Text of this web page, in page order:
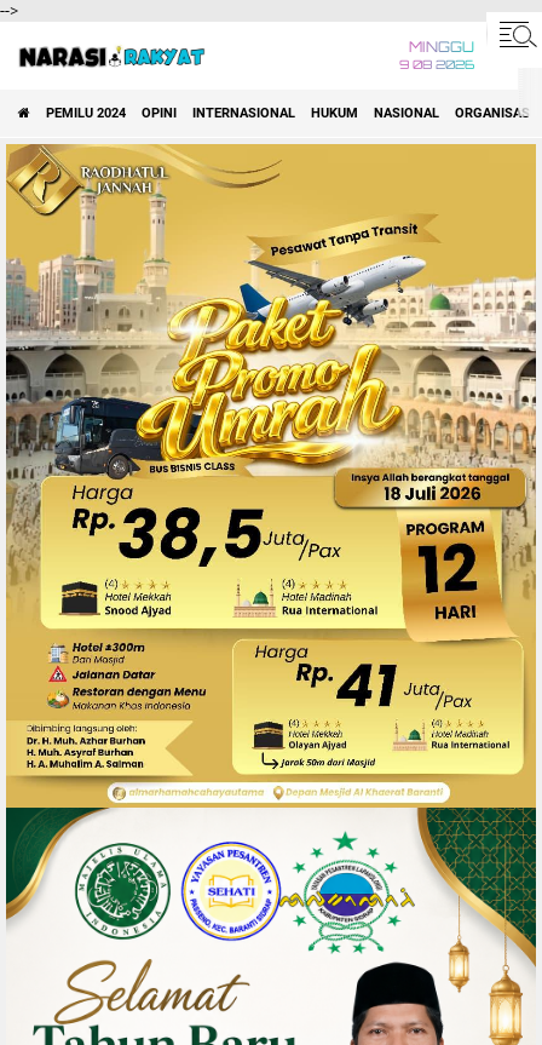
-->
MINGGU
9 08 2026
PEMILU 2024 OPINI INTERNASIONAL HUKUM NASIONAL ORGANISASI